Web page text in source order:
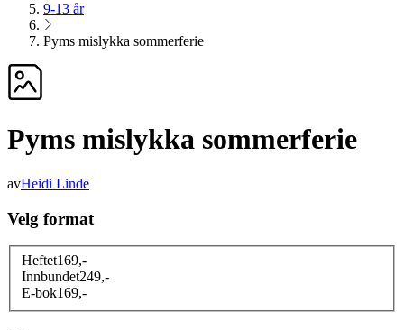
9-13 år
Pyms mislykka sommerferie
Pyms mislykka sommerferie
avHeidi Linde
Velg format
Heftet169,-
Innbundet249,-
E-bok169,-